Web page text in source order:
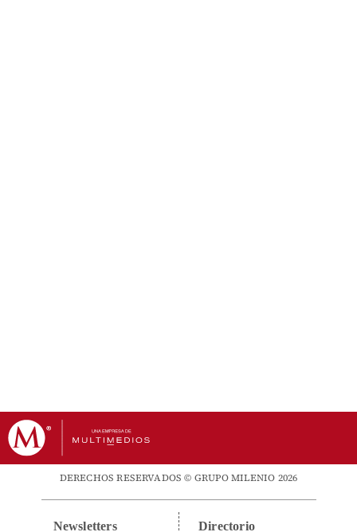
DERECHOS RESERVADOS © GRUPO MILENIO 2026
Newsletters Directorio